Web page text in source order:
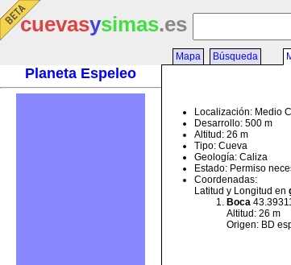
cuevasysimas.es
Planeta Espeleo
Mapa Búsqueda
Localización: Medio
Desarrollo: 500 m
Altitud: 26 m
Tipo: Cueva
Geología: Caliza
Estado: Permiso
Coordenadas:
Latitud y Longitud en
Boca
Altitud: 26 m
Origen: BD